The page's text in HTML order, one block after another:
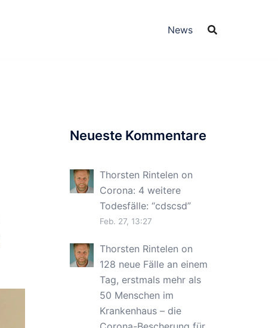
News
Neueste Kommentare
Thorsten Rintelen on
Corona: 4 weitere
Todesfälle: “cdscsd”
Feb. 27, 13:27
Thorsten Rintelen on
128 neue Fälle an einem
Tag, erstmals mehr als
50 Menschen im
Krankenhaus – die